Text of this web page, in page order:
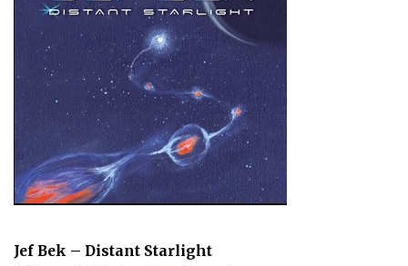
Jef Bek – Distant Starlight